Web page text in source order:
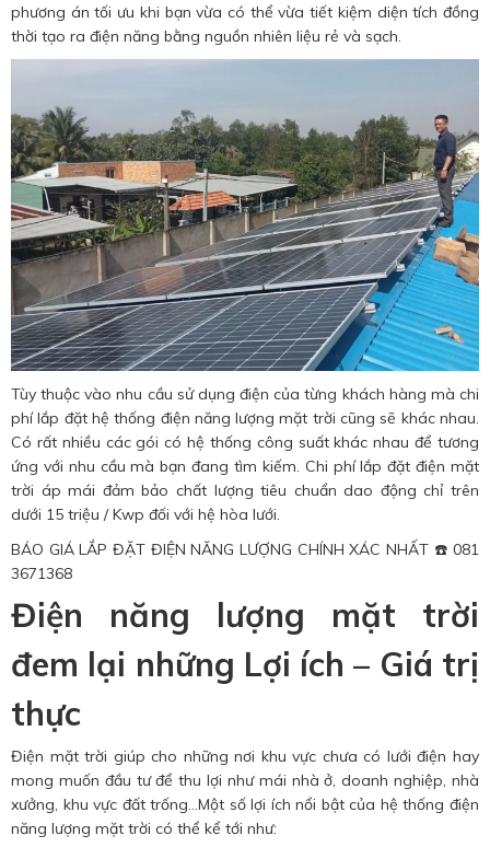
phương án tối ưu khi bạn vừa có thể vừa tiết kiệm diện tích đồng
thời tạo ra điện năng bằng nguồn nhiên liệu rẻ và sạch.
Tùy thuộc vào nhu cầu sử dụng điện của từng khách hàng mà chi
phí lắp đặt hệ thống điện năng lượng mặt trời cũng sẽ khác nhau.
Có rất nhiều các gói có hệ thống công suất khác nhau để tương
ứng với nhu cầu mà bạn đang tìm kiếm. Chi phí lắp đặt điện mặt
trời áp mái đảm bảo chất lượng tiêu chuẩn dao động chỉ trên
dưới 15 triệu / Kwp đối với hệ hòa lưới.
BÁO GIÁ LẮP ĐẶT ĐIỆN NĂNG LƯỢNG CHÍNH XÁC NHẤT ☎️ 081
3671368
Điện năng lượng mặt trời
đem lại những Lợi ích – Giá trị
thực
Điện mặt trời giúp cho những nơi khu vực chưa có lưới điện hay
mong muốn đầu tư để thu lợi như mái nhà ở, doanh nghiệp, nhà
xưởng, khu vực đất trống…Một số lợi ích nổi bật của hệ thống điện
năng lượng mặt trời có thể kể tới như: